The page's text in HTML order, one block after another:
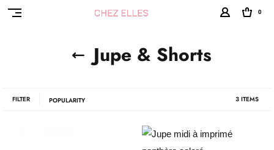
0
Jupe & Shorts
FILTER 3 ITEMS